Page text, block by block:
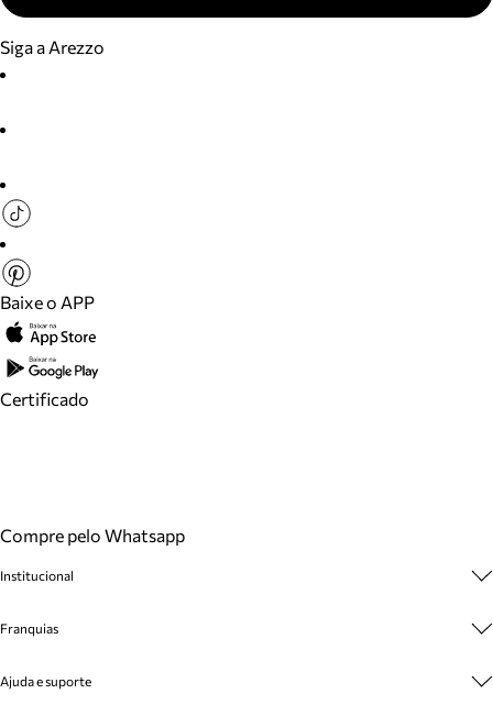
Siga a Arezzo
Baixe o APP
Certificado
Compre pelo Whatsapp
Institucional
Cashback
Venda Corporativa
Franquias
Plano de Negócio
Ajuda e suporte